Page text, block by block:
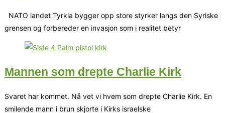
NATO landet Tyrkia bygger opp store styrker langs den Syriske
grensen og forbereder en invasjon som i realitet betyr
Mannen som drepte Charlie Kirk
Svaret har kommet. Nå vet vi hvem som drepte Charlie Kirk. En
smilende mann i brun skjorte i Kirks israelske